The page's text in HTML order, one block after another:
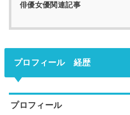
俳優女優関連記事
プロフィール 経歴
プロフィール